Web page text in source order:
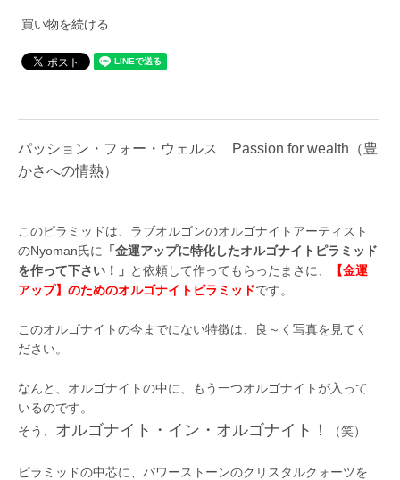
買い物を続ける
パッション・フォー・ウェルス Passion for wealth（豊
かさへの情熱）
このピラミッドは、ラブオルゴンのオルゴナイトアーティスト
のNyoman氏に
「金運アップに特化したオルゴナイトピラミッド
を作って下さい！」 と依頼して作ってもらったまさに、
【金運
アップ】のためのオルゴナイトピラミッドです。
このオルゴナイトの今までにない特徴は、良～く写真を見てく
ださい。
なんと、オルゴナイトの中に、もう一つオルゴナイトが入って
いるのです。
そう、 オルゴナイト・イン・オルゴナイト！ （笑）
ピラミッドの中芯に、パワーストーンのクリスタルクォーツを